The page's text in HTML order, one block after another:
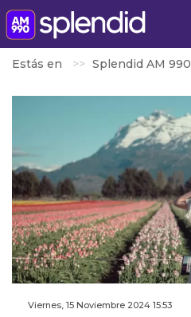
Estás en Splendid AM 990
Viernes, 15 Noviembre 2024 15:53